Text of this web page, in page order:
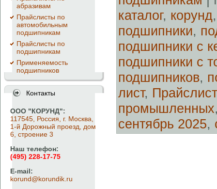
абразивам
Прайслисты по
автомобильным
подшипникам
Прайслисты по
подшипникам
Применяемость
подшипников
Контакты
ООО "КОРУНД":
117545, Россия, г. Москва,
1-й Дорожный проезд, дом
6, строение 3
Наш телефон:
(495) 228-17-75
E-mail:
korund@korundik.ru
каталог, корунд
подшипники,
подшипники с
подшипники с
подшипников,
лист,
промышленных
сентябрь 2025,